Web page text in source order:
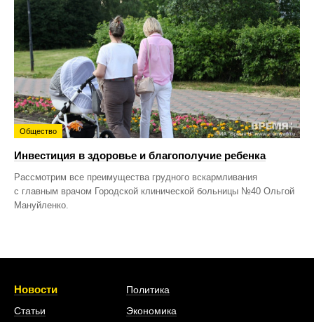
Общество
Инвестиция в здоровье и благополучие ребенка
Рассмотрим все преимущества грудного вскармливания
с главным врачом Городской клинической больницы №40 Ольгой
Мануйленко.
Новости
Статьи
Политика
Экономика